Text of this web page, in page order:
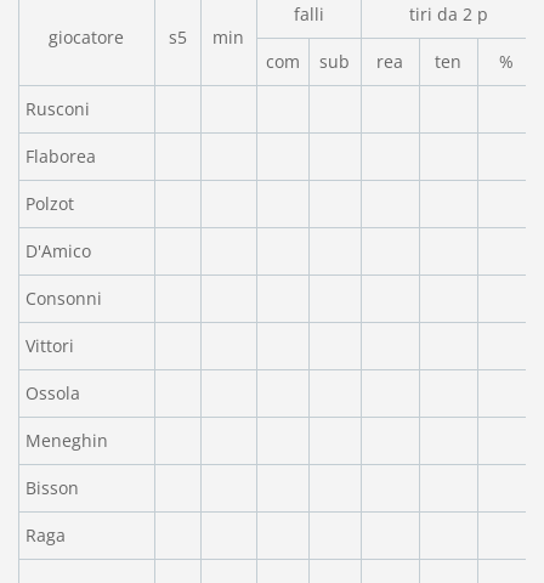
giocatore s5 min
falli tiri da 2 p
com sub rea ten %
Rusconi
Flaborea
Polzot
D'Amico
Consonni
Vittori
Ossola
Meneghin
Bisson
Raga